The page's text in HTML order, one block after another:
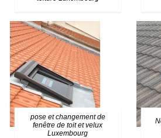
pose et changement de
fenêtre de toit et velux
Luxembourg